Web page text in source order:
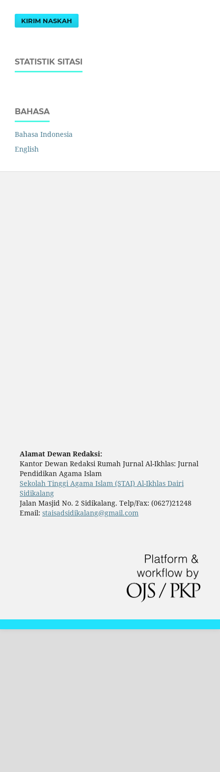
KIRIM NASKAH
STATISTIK SITASI
BAHASA
Bahasa Indonesia
English
Alamat Dewan Redaksi:
Kantor Dewan Redaksi Rumah Jurnal Al-Ikhlas: Jurnal
Pendidikan Agama Islam
Sekolah Tinggi Agama Islam (STAI) Al-Ikhlas Dairi
Sidikalang
Jalan Masjid No. 2 Sidikalang. Telp/Fax: (0627)21248
Email: staisadsidikalang@gmail.com